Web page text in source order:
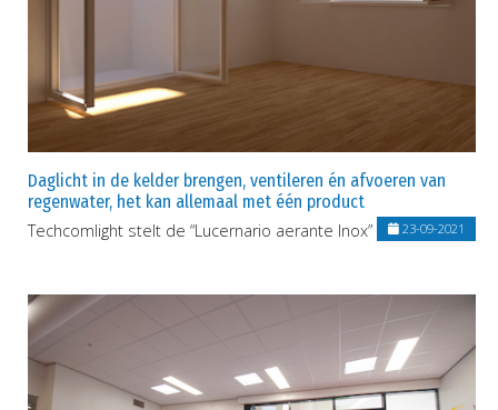
Daglicht in de kelder brengen, ventileren én afvoeren van
regenwater, het kan allemaal met één product
Techcomlight stelt de “Lucernario aerante Inox” voor23-09-2021